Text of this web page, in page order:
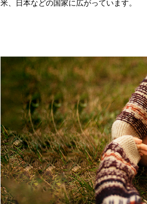
米、日本などの国家に広がっています。